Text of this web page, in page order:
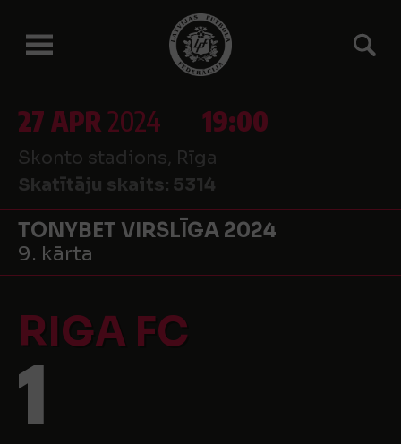
27 APR2024 19:00
Skonto stadions, Rīga
Skatītāju skaits: 5314
TONYBET VIRSLĪGA 2024
9. kārta
RIGA FC
1